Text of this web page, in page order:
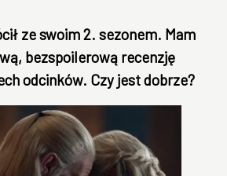
ze swoim 2. sezonem. Mam
bezspoilerową recenzję
odcinków. Czy jest dobrze?